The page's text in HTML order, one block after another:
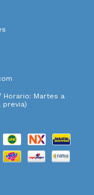
Horario: Martes a
previa)